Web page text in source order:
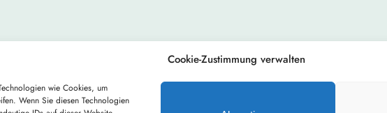
Cookie-Zustimmung verwalten
wie Cookies, um
Wenn Sie diesen Technologien